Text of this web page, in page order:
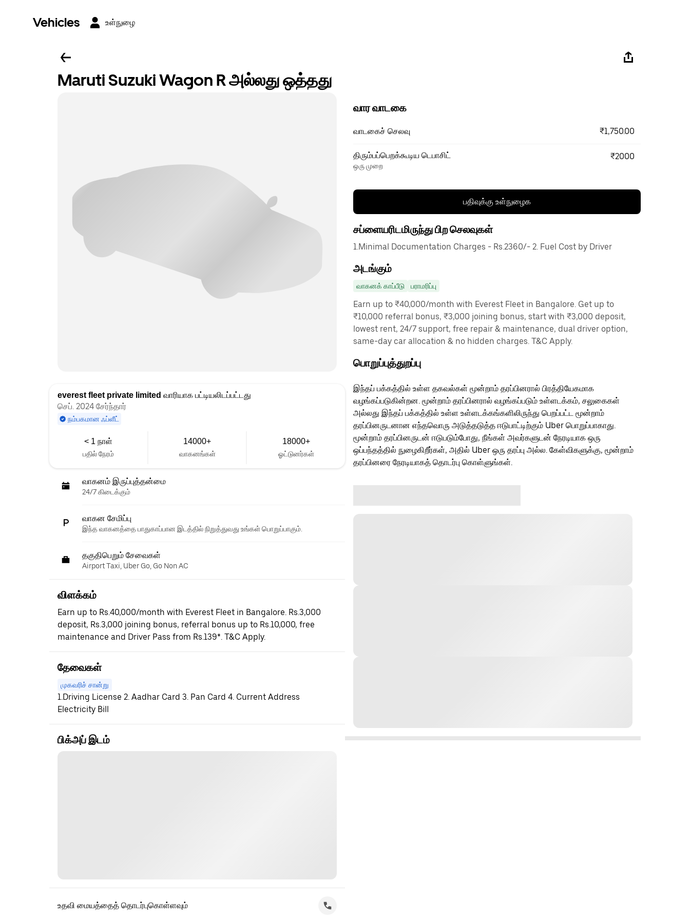
Vehicles உள்நுழை
Maruti Suzuki Wagon R அல்லது ஒத்தது
everest fleet private limited வாரியாக பட்டியலிடப்பட்டது
செப். 2024 சேர்ந்தார்
நம்பகமான ஃப்ளீட்
< 1 நாள்
பதில் நேரம்
14000+
வாகனங்கள்
18000+
ஓட்டுனர்கள்
வாகனம் இருப்புத்தன்மை
24/7 கிடைக்கும்
வாகன சேமிப்பு
இந்த வாகனத்தை பாதுகாப்பான இடத்தில் நிறுத்துவது உங்கள் பொறுப்பாகும்.
தகுதிபெறும் சேவைகள்
Airport Taxi, Uber Go, Go Non AC
விளக்கம்
Earn up to Rs.40,000/month with Everest Fleet in Bangalore. Rs.3,000
deposit, Rs.3,000 joining bonus, referral bonus up to Rs.10,000, free
maintenance and Driver Pass from Rs.139*. T&C Apply.
தேவைகள்
முகவரிச் சான்று
1.Driving License 2. Aadhar Card 3. Pan Card 4. Current Address
Electricity Bill
பிக்அப் இடம்
உதவி மையத்தைத் தொடர்புகொள்ளவும்
வார வாடகை
வாடகைச் செலவு ₹1,750.00
திரும்பப்பெறக்கூடிய டெபாசிட்
ஒரு முறை
₹2000
பதிவுக்கு உள்நுழைக
சப்ளையரிடமிருந்து பிற செலவுகள்
1.Minimal Documentation Charges - Rs.2360/- 2. Fuel Cost by Driver
அடங்கும்
வாகனக் காப்பீடு பராமரிப்பு
Earn up to ₹40,000/month with Everest Fleet in Bangalore. Get up to
₹10,000 referral bonus, ₹3,000 joining bonus, start with ₹3,000 deposit,
lowest rent, 24/7 support, free repair & maintenance, dual driver option,
same-day car allocation & no hidden charges. T&C Apply.
பொறுப்புத்துறப்பு
இந்தப் பக்கத்தில் உள்ள தகவல்கள் மூன்றாம் தரப்பினரால் பிரத்தியேகமாக
வழங்கப்படுகின்றன. மூன்றாம் தரப்பினரால் வழங்கப்படும் உள்ளடக்கம், சலுகைகள்
அல்லது இந்தப் பக்கத்தில் உள்ள உள்ளடக்கங்களிலிருந்து பெறப்பட்ட மூன்றாம்
தரப்பினருடனான எந்தவொரு அடுத்தடுத்த ஈடுபாட்டிற்கும் Uber பொறுப்பாகாது.
மூன்றாம் தரப்பினருடன் ஈடுபடும்போது, நீங்கள் அவர்களுடன் நேரடியாக ஒரு
ஒப்பந்தத்தில் நுழைகிறீர்கள், அதில் Uber ஒரு தரப்பு அல்ல. கேள்விகளுக்கு, மூன்றாம்
தரப்பினரை நேரடியாகத் தொடர்பு கொள்ளுங்கள்.